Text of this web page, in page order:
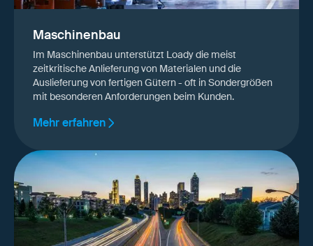
Maschinenbau
Im Maschinenbau unterstützt Loady die meist
zeitkritische Anlieferung von Materialen und die
Auslieferung von fertigen Gütern - oft in Sondergrößen
mit besonderen Anforderungen beim Kunden.
Mehr erfahren